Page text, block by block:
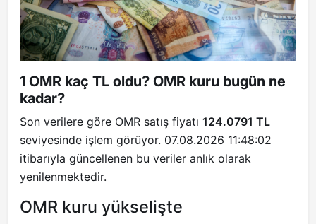
1 OMR kaç TL oldu? OMR kuru bugün ne
kadar?
Son verilere göre OMR satış fiyatı 124.0791 TL
seviyesinde işlem görüyor. 07.08.2026 11:48:02
itibarıyla güncellenen bu veriler anlık olarak
yenilenmektedir.
OMR kuru yükselişte